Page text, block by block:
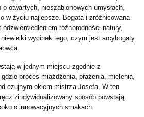
otwartych, nieszablonowych umysłach,
w życiu najlepsze. Bogata i zróżnicowana
różnorodności natury,
wycinek tego, czym jest arcybogaty
w jednym miejscu zgodnie z
gdzie proces miażdżenia, prażenia, mielenia,
czujnym okiem mistrza Josefa. W ten
zindywidualizowany sposób powstają
o innowacyjnych smakach.